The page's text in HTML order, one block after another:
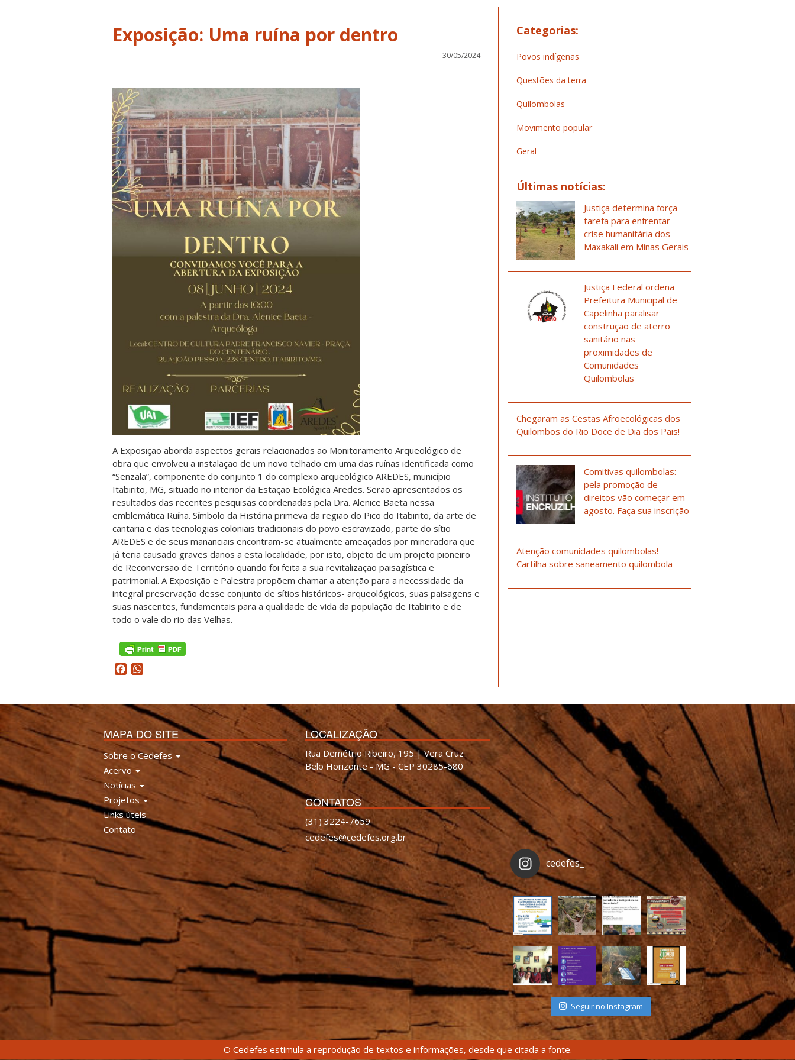
Exposição: Uma ruína por dentro
30/05/2024
A Exposição aborda aspectos gerais relacionados ao Monitoramento Arqueológico de
obra que envolveu a instalação de um novo telhado em uma das ruínas identificada como
“Senzala”, componente do conjunto 1 do complexo arqueológico AREDES, município
Itabirito, MG, situado no interior da Estação Ecológica Aredes. Serão apresentados os
resultados das recentes pesquisas coordenadas pela Dra. Alenice Baeta nessa
emblemática Ruína. Símbolo da História primeva da região do Pico do Itabirito, da arte de
cantaria e das tecnologias coloniais tradicionais do povo escravizado, parte do sítio
AREDES e de seus mananciais encontram-se atualmente ameaçados por mineradora que
já teria causado graves danos a esta localidade, por isto, objeto de um projeto pioneiro
de Reconversão de Território quando foi feita a sua revitalização paisagística e
patrimonial. A Exposição e Palestra propõem chamar a atenção para a necessidade da
integral preservação desse conjunto de sítios históricos- arqueológicos, suas paisagens e
suas nascentes, fundamentais para a qualidade de vida da população de Itabirito e de
todo o vale do rio das Velhas.
Facebook
Categorias:
Povos indígenas
Questões da terra
Quilombolas
Movimento popular
Geral
Últimas notícias:
Justiça determina força-
tarefa para enfrentar
crise humanitária dos
Maxakali em Minas Gerais
Justiça Federal ordena
Prefeitura Municipal de
Capelinha paralisar
construção de aterro
sanitário nas
proximidades de
Comunidades
Quilombolas
Chegaram as Cestas Afroecológicas dos
Quilombos do Rio Doce de Dia dos Pais!
Comitivas quilombolas:
pela promoção de
direitos vão começar em
agosto. Faça sua inscrição
Atenção comunidades quilombolas!
Cartilha sobre saneamento quilombola
MAPA DO SITE
Sobre o Cedefes
Acervo
Notícias
Projetos
Links úteis
Contato
LOCALIZAÇÃO
Rua Demétrio Ribeiro, 195 | Vera Cruz
Belo Horizonte - MG - CEP 30285-680
CONTATOS
(31) 3224-7659
cedefes@cedefes.org.br
cedefes_
Seguir no Instagram
O Cedefes estimula a reprodução de textos e informações, desde que citada a fonte.